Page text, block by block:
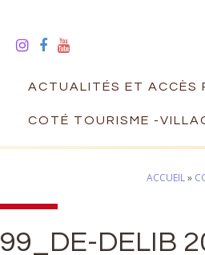
ACTUALITÉS ET ACCÈS
COTÉ TOURISME -
ACCUEIL»
99_DE-DELIB